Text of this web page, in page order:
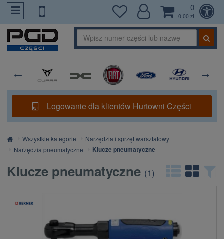
PrzejdzDoTresci
0
0,00 zł
Logowanie dla klientów Hurtowni Części
Strona
główna
Wszystkie kategorie
Narzędzia i sprzęt warsztatowy
Narzędzia pneumatyczne
Klucze pneumatyczne
Klucze pneumatyczne (1)